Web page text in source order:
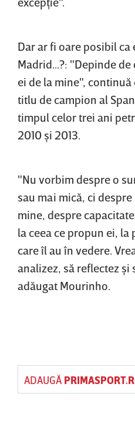
Dar ar fi oare posibil ca
Madrid...?: "Depinde
ei de la mine", continuă
titlu de campion al
timpul celor trei ani
2010 şi 2013.
"Nu vorbim despre o
sau mai mică, ci
mine, despre
la ceea ce propun ei,
care îl au în vedere.
analizez, să reflectez şi
adăugat Mourinho.
ADAUGĂ